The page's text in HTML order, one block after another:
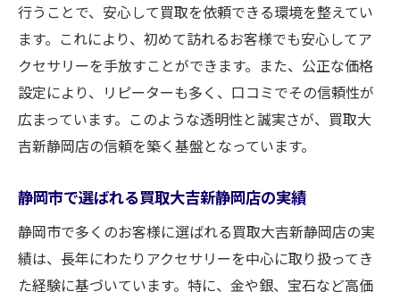
初めての方に安心な買取プロセス
静岡市の買取大吉新静岡店での安心体験
買取初心者でも安心な理由
アクセサリー買取を初めて考える方へ
静岡市で初めての買取体験を満喫する方法
静岡市内でアクセサリーを買取する際の重要な
ポイント
買取前に知っておきたい重要なポイント
静岡市でアクセサリー買取時の注意点
行うことで、安心して買取を依頼できる環境を整えてい
ます。これにより、初めて訪れるお客様でも安心してア
クセサリーを手放すことができます。また、公正な価格
設定により、リピーターも多く、口コミでその信頼性が
広まっています。このような透明性と誠実さが、買取大
吉新静岡店の信頼を築く基盤となっています。
静岡市で選ばれる買取大吉新静岡店の実績
静岡市で多くのお客様に選ばれる買取大吉新静岡店の実
績は、長年にわたりアクセサリーを中心に取り扱ってき
た経験に基づいています。特に、金や銀、宝石など高価